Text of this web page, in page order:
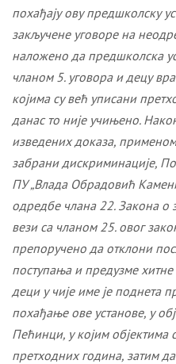
похађају ову предшколску
закључене уговоре на
наложено да предшколска
чланом 5. уговора и децу
којима су већ уписани
данас то није учињено.
изведених доказа, п
забрани дискриминације,
ПУ „Влада Обрадовић
одредбе члана 22. Закона о
вези са чланом 25. овог
препоручено да отклони
поступања и предузме
деци у чије име је поднета
похађање ове установе, у
Пећинци, у којим објектима
претходних година, затим